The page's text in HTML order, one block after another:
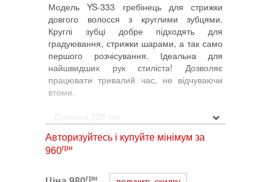
Модель YS-333 гребінець для стрижки
довгого волосся з круглими зубцями.
Круглі зубці добре підходять для
градуювання, стрижки шарами, а так само
першого розчісування. Ідеальна для
найшвидших рук стиліста! Дозволяє
працювати тривалий час, не відчуваючи
втоми.
- Довжина 228 мм.
- Матеріал - термостійкий, легкий пластик
«IMIDO», до 220 градусів.
- Перший укорочений зубець дозволяє
- Отвори в обушком гребінця, розташовані
Авторизуйтесь і купуйте мінімум за
960грн
грн